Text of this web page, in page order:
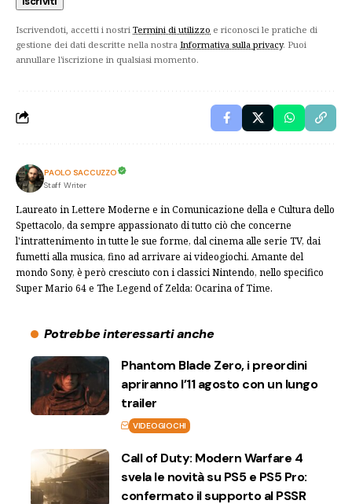
Iscrivendoti, accetti i nostri Termini di utilizzo e riconosci le pratiche di
gestione dei dati descritte nella nostra Informativa sulla privacy. Puoi
annullare l'iscrizione in qualsiasi momento.
PAOLO SACCUZZO
Staff Writer
Laureato in Lettere Moderne e in Comunicazione della e Cultura dello
Spettacolo, da sempre appassionato di tutto ciò che concerne
l'intrattenimento in tutte le sue forme, dal cinema alle serie TV, dai
fumetti alla musica, fino ad arrivare ai videogiochi. Amante del
mondo Sony, è però cresciuto con i classici Nintendo, nello specifico
Super Mario 64 e The Legend of Zelda: Ocarina of Time.
Potrebbe interessarti anche
Phantom Blade Zero, i preordini
apriranno l’11 agosto con un lungo
trailer
VIDEOGIOCHI
Call of Duty: Modern Warfare 4
svela le novità su PS5 e PS5 Pro:
confermato il supporto al PSSR